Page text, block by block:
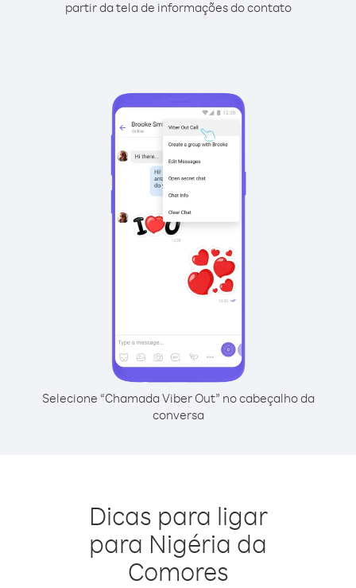
partir da tela de informações do contato
Selecione “Chamada Viber Out” no cabeçalho da
conversa
Dicas para ligar
para Nigéria da
Comores